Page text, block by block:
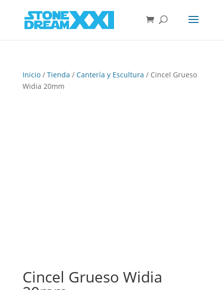
Inicio/ Tienda / Cantería y Escultura / Cincel Grueso
Widia 20mm
Cincel Grueso Widia